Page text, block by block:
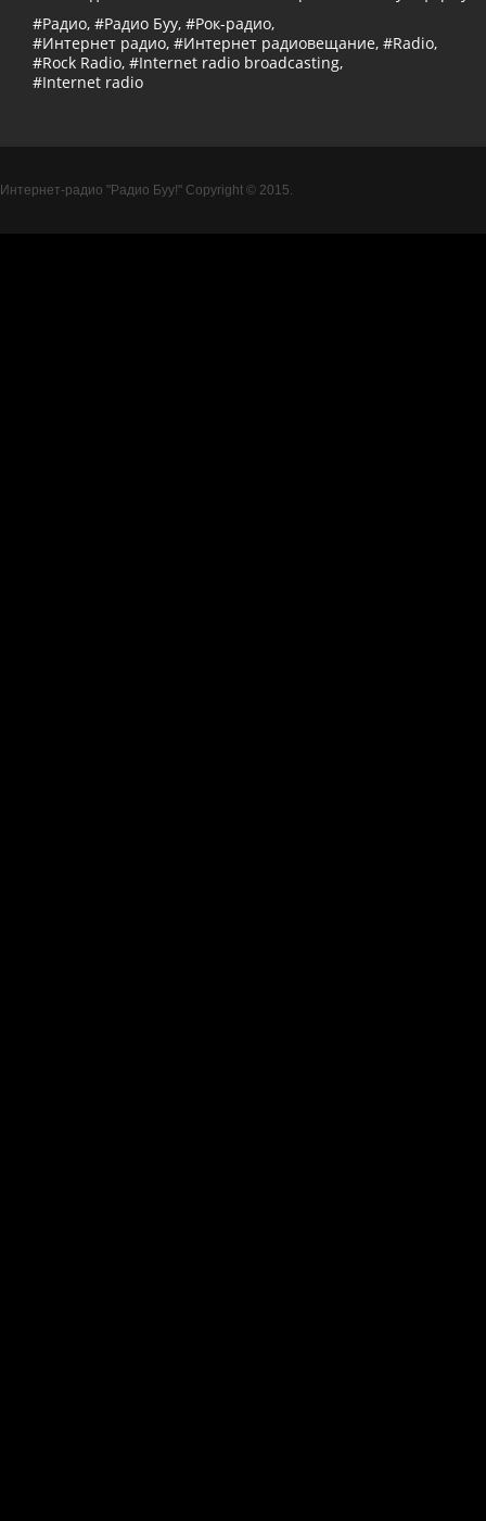
#Радио, #Радио Буу, #Рок-радио,
#Интернет радио, #Интернет радиовещание, #Radio,
#Rock Radio, #Internet radio broadcasting,
#Internet radio
Интернет-радио "Радио Буу!" Copyright © 2015.